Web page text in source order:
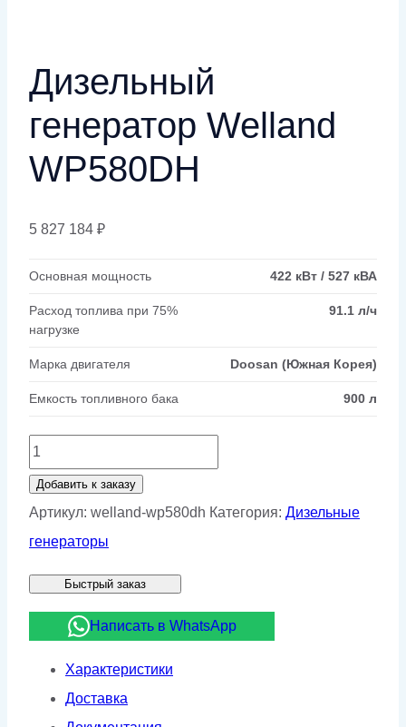
Дизельный
генератор Welland
WP580DH
5 827 184 ₽
Основная мощность 422 кВт / 527 кВА
Расход топлива при 75%
нагрузке
91.1 л/ч
Марка двигателя Doosan (Южная Корея)
Емкость топливного бака 900 л
Количество
товара
Дизельный
генератор
WP580DH
Добавить к заказу
Артикул: welland-wp580dh Категория: Дизельные
генераторы
Быстрый заказ
Написать в WhatsApp
Характеристики
Доставка